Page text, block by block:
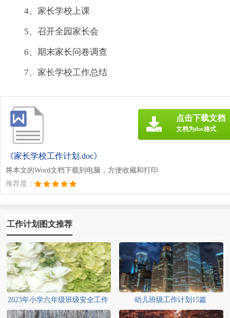
4、家长学校上课
5、召开全园家长会
6、期末家长问卷调查
7、家长学校工作总结
《家长学校工作计划.doc》
将本文的Word文档下载到电脑，方便收藏和打印
推荐度：
点击下载文档
文档为doc格式
工作计划图文推荐
2023年小学六年级班级安全工作
计划
幼儿班级工作计划15篇